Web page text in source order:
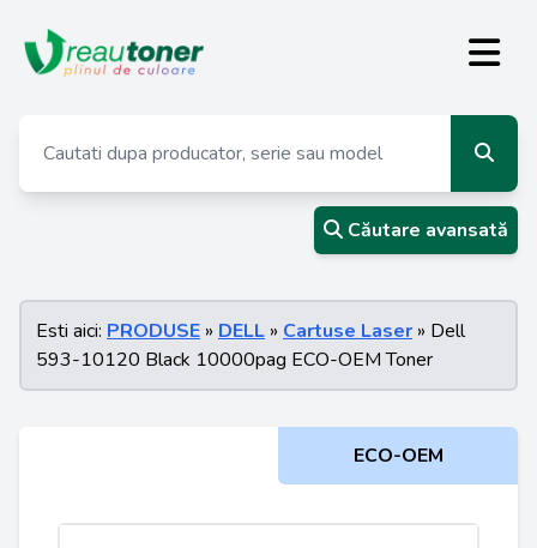
Căutare avansată
Esti aici: PRODUSE » DELL » Cartuse Laser » Dell
593-10120 Black 10000pag ECO-OEM Toner
ECO-OEM